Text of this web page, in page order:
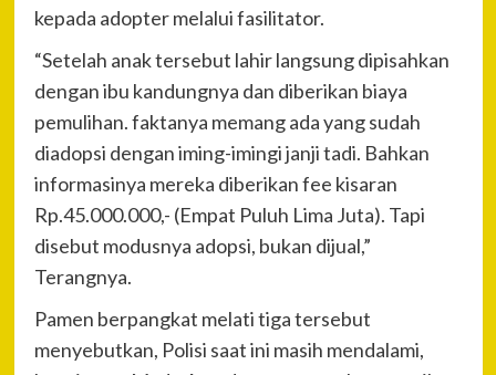
kepada adopter melalui fasilitator.
“Setelah anak tersebut lahir langsung dipisahkan
dengan ibu kandungnya dan diberikan biaya
pemulihan. faktanya memang ada yang sudah
diadopsi dengan iming-imingi janji tadi. Bahkan
informasinya mereka diberikan fee kisaran
Rp.45.000.000,- (Empat Puluh Lima Juta). Tapi
disebut modusnya adopsi, bukan dijual,”
Terangnya.
Pamen berpangkat melati tiga tersebut
menyebutkan, Polisi saat ini masih mendalami,